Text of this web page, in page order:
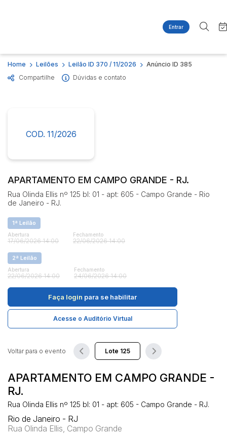
Entrar
Site
Agenda
Quem Somos
Imóveis
Casas
Ponto Comercial
Terreno
Busca por palavra-chave
Estados
Judiciais Extrajudiciais
R$
Home Leilões Leilão ID 370 / 11/2026
Anúncio ID 385
Compartilhe
Dúvidas e contato
COD. 11/2026
APARTAMENTO EM CAMPO GRANDE - RJ.
Rua Olinda Ellis nº 125 bl: 01 - apt: 605 - Campo Grande - Rio
de Janeiro - RJ.
1ª Leilão
Abertura
17/06/2026 14:00
Fechamento
22/06/2026 14:00
2ª Leilão
Abertura
22/06/2026 14:00
Fechamento
24/06/2026 14:00
Faça login para se habilitar
Acesse o Auditório Virtual
APARTAMENTO EM CAMPO GRANDE -
RJ.
Rua Olinda Ellis nº 125 bl: 01 - apt: 605 - Campo Grande - RJ.
Rio de Janeiro - RJ
Rua Olinda Ellis, Campo Grande
Voltar para o evento